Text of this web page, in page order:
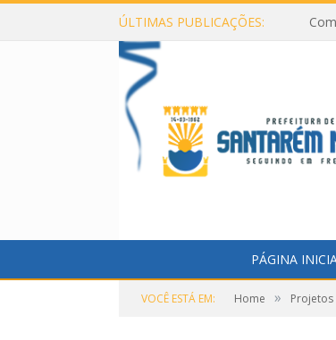
ÚLTIMAS PUBLICAÇÕES:
PÁGINA
VOCÊ ESTÁ EM: Home »